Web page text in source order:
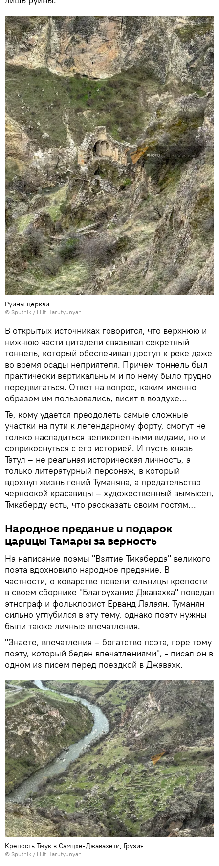
Руины церкви
© Sputnik / Lilit Harutyunyan
В открытых источниках говорится, что верхнюю и
нижнюю части цитадели связывал секретный
тоннель, который обеспечивал доступ к реке даже
во время осады неприятеля. Причем тоннель был
практически вертикальным и по нему было трудно
передвигаться. Ответ на вопрос, каким именно
образом им пользовались, висит в воздухе…
Те, кому удается преодолеть самые сложные
участки на пути к легендарному форту, смогут не
только насладиться великолепными видами, но и
соприкоснуться с его историей. И пусть князь
Татул – не реальная историческая личность, а
только литературный персонаж, в который
вдохнул жизнь гений Туманяна, а предательство
черноокой красавицы – художественный вымысел,
Тмкаберду есть, что рассказать своим гостям…
Народное предание и подарок
царицы Тамары за верность
На написание поэмы "Взятие Тмкаберда" великого
поэта вдохновилo народное предание. В
частности, о коварстве повелительницы крепости
в своем сборнике "Благоухание Джавахка" поведал
этнограф и фольклорист Ерванд Лалаян. Туманян
сильно углубился в эту тему, однако поэту нужны
были также личные впечатления.
"Знаете, впечатления – богатство поэта, горе тому
поэту, который беден впечатлениями", - писал он в
одном из писем перед поездкой в Джавахк.
Крепость Тмук в Самцхе-Джавахети, Грузия
© Sputnik / Lilit Harutyunyan